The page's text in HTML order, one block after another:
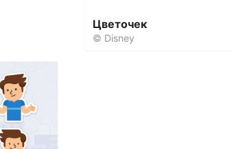
Цветочек
© Disney